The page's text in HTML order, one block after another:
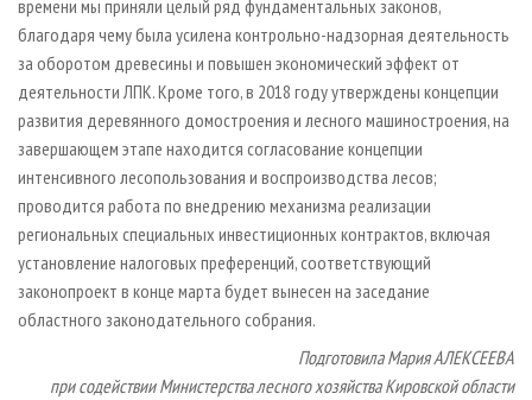
времени мы приняли целый ряд фундаментальных законов,
благодаря чему была усилена контрольно-надзорная деятельность
за оборотом древесины и повышен экономический эффект от
деятельности ЛПК. Кроме того, в 2018 году утверждены концепции
развития деревянного домостроения и лесного машиностроения, на
завершающем этапе находится согласование концепции
интенсивного лесопользования и воспроизводства лесов;
проводится работа по внедрению механизма реализации
региональных специальных инвестиционных контрактов, включая
установление налоговых преференций, соответствующий
законопроект в конце марта будет вынесен на заседание
областного законодательного собрания.
Подготовила Мария АЛЕКСЕЕВА
при содействии Министерства лесного хозяйства Кировской области